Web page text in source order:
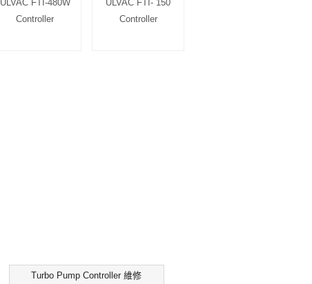
ULVAC FTI-480W
Controller
ULVAC FTI- 150
Controller
Turbo Pump Controller 維修